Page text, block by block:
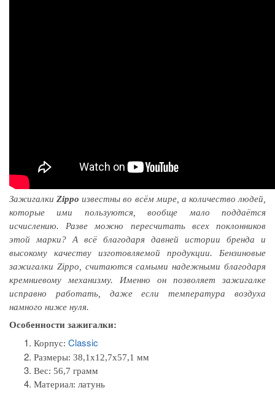
ЗажигалкиZippo известны во всём мире, а количество людей,
которые ими пользуются, вообще мало поддаётся
исчислению. Разве можно пересчитать всех поклонников
этой марки? А всё благодаря давней истории бренда и
высокому качеству изготовляемой продукции. Бензиновые
зажигалки Zippo, считаются самыми надежными благодаря
кремниевому механизму. Именно он позволяет зажигалке
исправно работать, даже если температура воздуха
намного ниже нуля.
Особенности зажигалки:
Корпус: Classic
Размеры: 38,1x12,7x57,1 мм
Вес: 56,7 грамм
Материал: латунь